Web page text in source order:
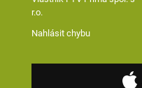
r.o.
Nahlásit chybu